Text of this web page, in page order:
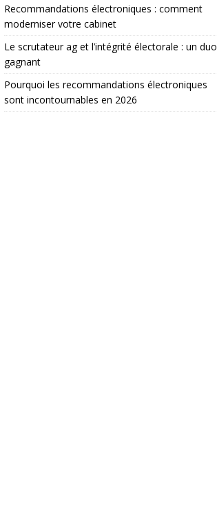
Recommandations électroniques : comment
moderniser votre cabinet
Le scrutateur ag et l’intégrité électorale : un duo
gagnant
Pourquoi les recommandations électroniques
sont incontournables en 2026